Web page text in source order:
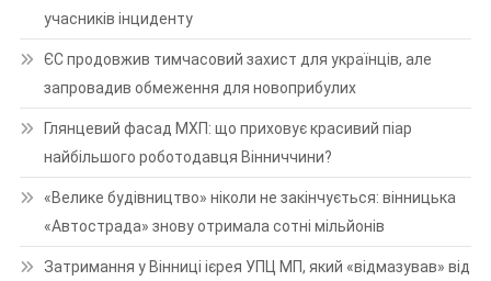
учасників інциденту
ЄС продовжив тимчасовий захист для українців, але
запровадив обмеження для новоприбулих
Глянцевий фасад МХП: що приховує красивий піар
найбільшого роботодавця Вінниччини?
«Велике будівництво» ніколи не закінчується: вінницька
«Автострада» знову отримала сотні мільйонів
Затримання у Вінниці ієрея УПЦ МП, який «відмазував» від